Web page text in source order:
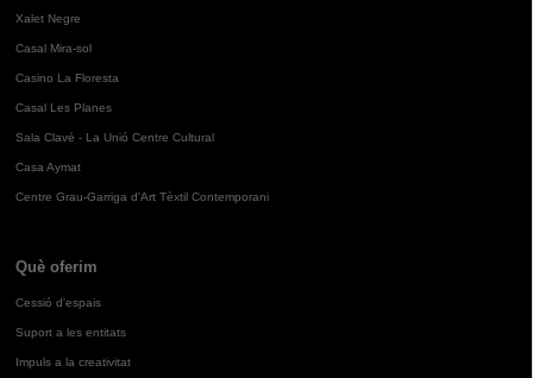
Xalet Negre
Casal Mira-sol
Casino La Floresta
Casal Les Planes
Sala Clavé - La Unió Centre Cultural
Casa Aymat
Centre Grau-Garriga d'Art Tèxtil Contemporani
Què oferim
Cessió d'espais
Suport a les entitats
Impuls a la creativitat